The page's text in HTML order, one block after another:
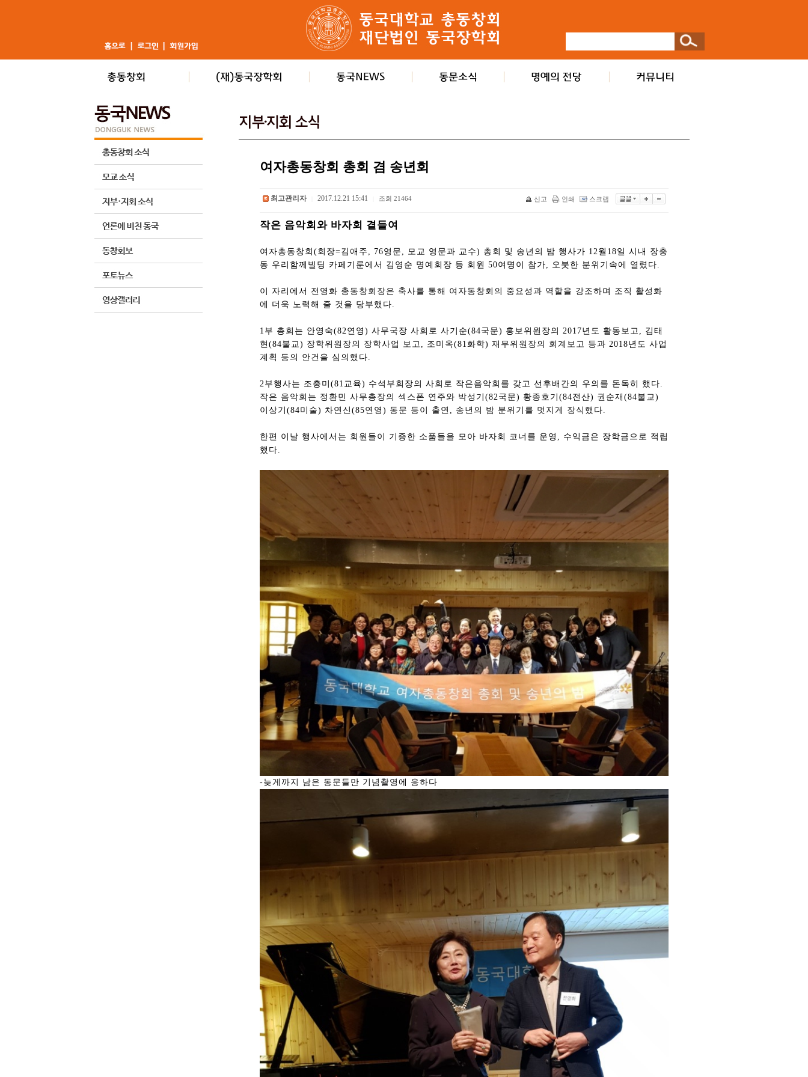
총동창회 소식
모교 소식
지부·지회 소식
언론에 비친 동국
동창회보
포토뉴스
영상갤러리
동문동정
동국의 창
동국인 인터뷰
경조사
이달의 시
회관건립기금 기부자
장학발전기금 기부자
자랑스러운 동국인
공지사항
자유게시판
회비·장학기금 안내
연락처 수정
동국의료원 혜택
만해마을 할인 혜택
지부지회 링크
여자총동창회 총회 겸 송년회
최고관리자 2017.12.21 15:41 조회 21464 신고 인쇄 스크랩
작은 음악회와 바자회 곁들여
여자총동창회(회장=김애주, 76영문, 모교 영문과 교수) 총회 및 송년의 밤 행사가 12월18일 시내 장충
동 우리함께빌딩 카페기룬에서 김영순 명예회장 등 회원 50여명이 참가, 오붓한 분위기속에 열렸다.
이 자리에서 전영화 총동창회장은 축사를 통해 여자동창회의 중요성과 역할을 강조하며 조직 활성화
에 더욱 노력해 줄 것을 당부했다.
1부 총회는 안영숙(82연영) 사무국장 사회로 사기순(84국문) 홍보위원장의 2017년도 활동보고, 김태
현(84불교) 장학위원장의 장학사업 보고, 조미옥(81화학) 재무위원장의 회계보고 등과 2018년도 사업
계획 등의 안건을 심의했다.
2부행사는 조충미(81교육) 수석부회장의 사회로 작은음악회를 갖고 선후배간의 우의를 돈독히 했다.
작은 음악회는 정환민 사무총장의 섹스폰 연주와 박성기(82국문) 황종호기(84전산) 권순재(84불교)
이상기(84미술) 차연신(85연영) 동문 등이 출연, 송년의 밤 분위기를 멋지게 장식했다.
한편 이날 행사에서는 회원들이 기증한 소품들을 모아 바자회 코너를 운영, 수익금은 장학금으로 적립
했다.
-늦게까지 남은 동문들만 기념촬영에 응하다